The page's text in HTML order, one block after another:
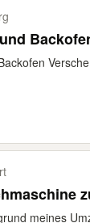
meines